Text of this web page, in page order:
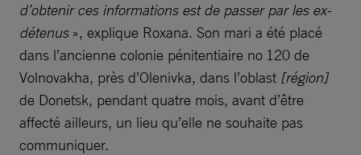
d’obtenir ces informations est de passer par les ex-
détenus », explique Roxana. Son mari a été placé
dans l’ancienne colonie pénitentiaire no 120 de
Volnovakha, près d’Olenivka, dans l’oblast [région]
de Donetsk, pendant quatre mois, avant d’être
affecté ailleurs, un lieu qu’elle ne souhaite pas
communiquer.